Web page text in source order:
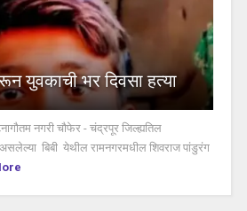
युवकाची भर दिवसा हत्या
नगरी चौफेर - चंद्रपूर जिल्ह्यतिल
बिबी येथील रामनगरमधील शिवराज पांडुरंग